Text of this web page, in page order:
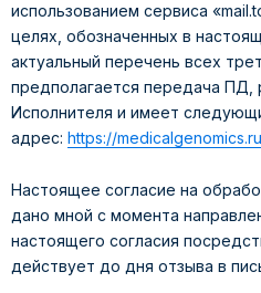
использованием сервиса
целях, обозначенных в
актуальный перечень всех
предполагается передача ПД,
Исполнителя и имеет
адрес: https://
Настоящее согласие на
дано мной с момента
настоящего согласия
действует до дня отзыва в